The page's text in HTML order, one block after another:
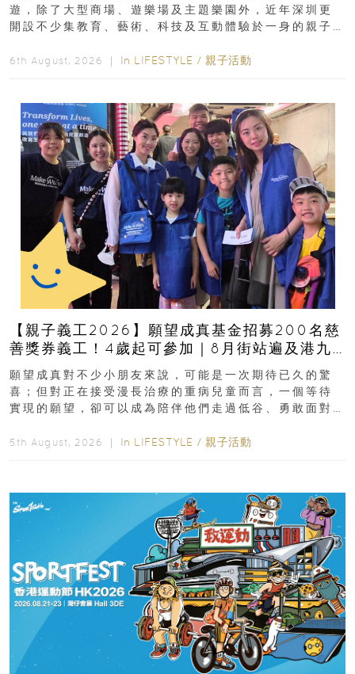
遊，除了大型商場、遊樂場及主題樂園外，近年深圳更
開設不少集教育、藝術、科技及互動體驗於一身的親子
6th August, 2026 ｜ In LIFESTYLE / 親子活動
【親子義工2026】願望成真基金招募200名慈
善獎券義工！4歲起可參加｜8月街站遍及港九
新界
願望成真對不少小朋友來說，可能是一次期待已久的驚
喜；但對正在接受漫長治療的重病兒童而言，一個等待
實現的願望，卻可以成為陪伴他們走過低谷、勇敢面對
5th August, 2026 ｜ In LIFESTYLE / 親子活動